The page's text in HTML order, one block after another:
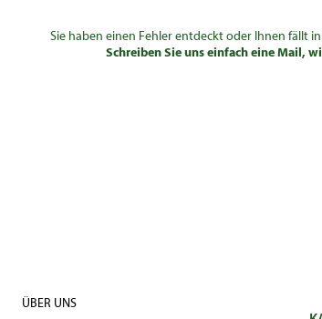
Sie haben einen Fehler entdeckt oder Ihnen fällt
Schreiben Sie uns einfach eine Mail,
ÜBER UNS